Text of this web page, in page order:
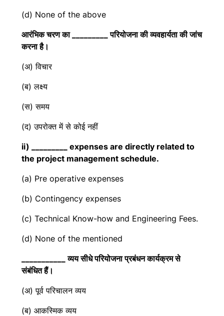
(d) None of the above
आरंभिक चरण का _________ परियोजना की व्यवहार्यता की जांच
करना है।
(अ) विचार
(ब) लक्ष्य
(स) समय
(द) उपरोक्त में से कोई नहीं
ii) _________ expenses are directly related to
the project management schedule.
(a) Pre operative expenses
(b) Contingency expenses
(c) Technical Know-how and Engineering Fees.
(d) None of the mentioned
___________ व्यय सीधे परियोजना प्रबंधन कार्यक्रम से
संबंधित हैं।
(अ) पूर्व परिचालन व्यय
(ब) आकस्मिक व्यय